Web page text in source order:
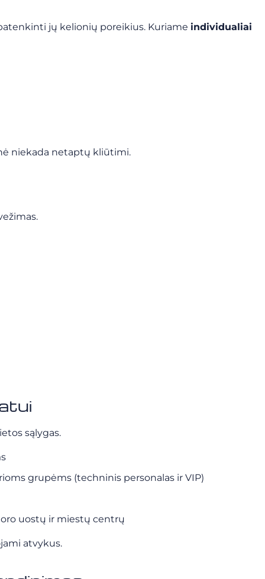
jų kelionių poreikius. Kuriame individualiai
niekada netaptų kliūtimi.
sąlygas.
grupėms (techninis personalas ir VIP)
uostų ir miestų centrų
atvykus.